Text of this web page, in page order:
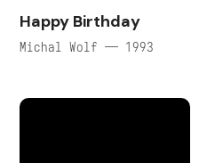
Happy Birthday
Michal Wolf — 1993